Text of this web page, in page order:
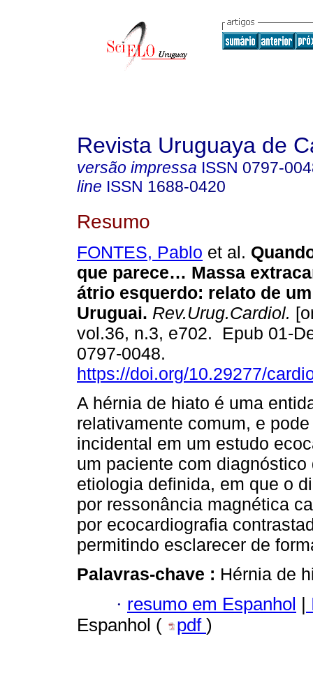
Revista Uruguaya de
versão impressa ISSN 0797-
line ISSN 1688-0420
Resumo
FONTES, Pablo et al.
que parece… Massa
átrio esquerdo: relato de
Uruguai. Rev.Urug.Cardiol.
vol.36, n.3, e702. Epub 01-
0797-0048.
https://doi.org/10.29277/
A hérnia de hiato é uma
relativamente comum, e
incidental em um estudo
um paciente com
etiologia definida, em que o
por ressonância magnética
por ecocardiografia
permitindo esclarecer de
Palavras-chave : Hérnia de
· resumo em Espanhol |
Espanhol (
pdf )